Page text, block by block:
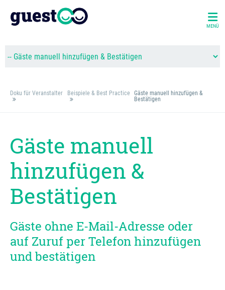
MENÜ
Doku für Veranstalter Beispiele & Best Practice
Gäste manuell hinzufügen &
Bestätigen
Gäste manuell
hinzufügen &
Bestätigen
Gäste ohne E-Mail-Adresse oder
auf Zuruf per Telefon hinzufügen
und bestätigen